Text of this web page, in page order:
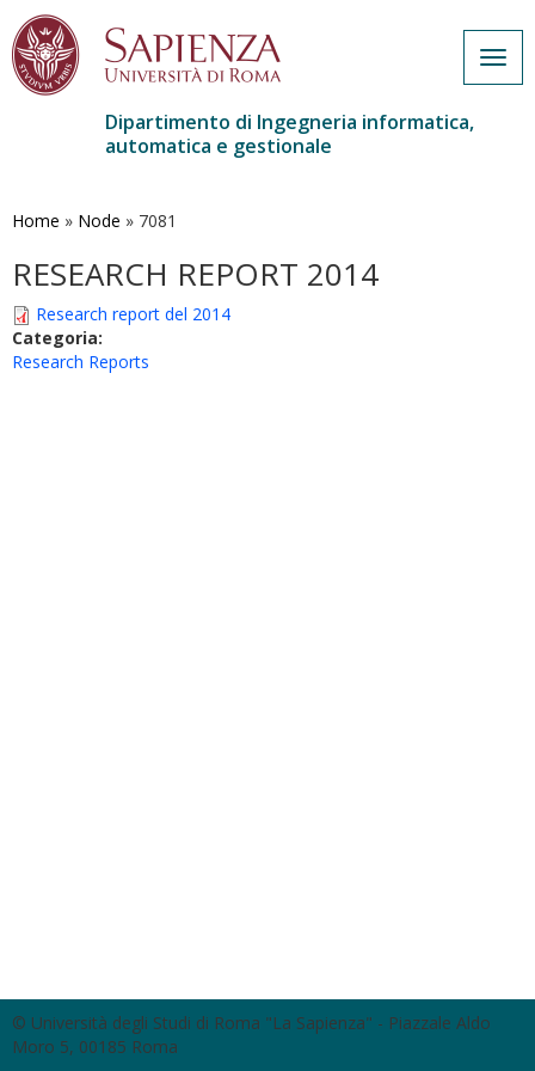
contenuto
Dipartimento di Ingegneria informatica,
automatica e gestionale
Home » Node » 7081
RESEARCH REPORT 2014
Research report del 2014
Categoria:
Research Reports
© Università degli Studi di Roma "La Sapienza" - Piazzale Aldo
Moro 5, 00185 Roma